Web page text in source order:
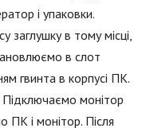
і упаковки.
заглушку в тому місці,
в слот
гвинта в корпусі ПК.
монітор
і монітор. Після